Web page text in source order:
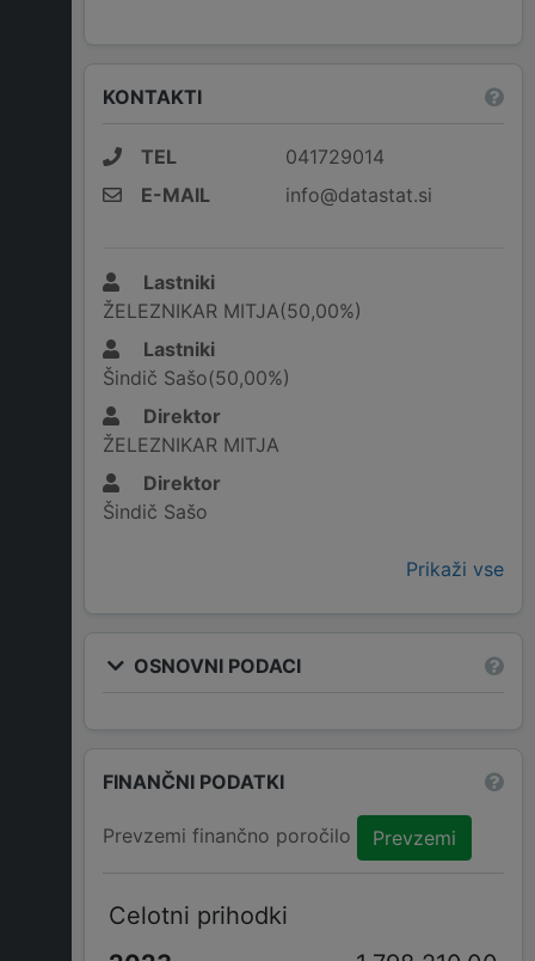
KONTAKTI
TEL
041729014
E-MAIL
info@datastat.si
Lastniki
ŽELEZNIKAR MITJA(50,00%)
Lastniki
Šindič Sašo(50,00%)
Direktor
ŽELEZNIKAR MITJA
Direktor
Šindič Sašo
Prikaži vse
OSNOVNI PODACI
FINANČNI PODATKI
Prevzemi finančno poročilo Prevzemi
Celotni prihodki